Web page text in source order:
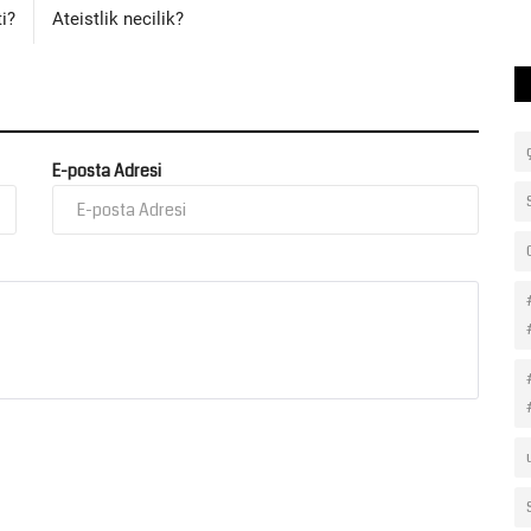
Ateistlik necilik?
E-posta Adresi